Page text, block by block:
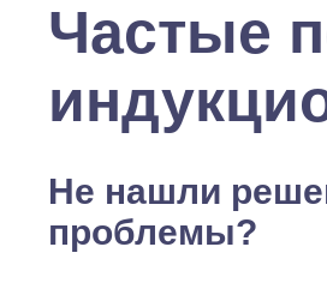
Частые
Не нашли
проблемы?